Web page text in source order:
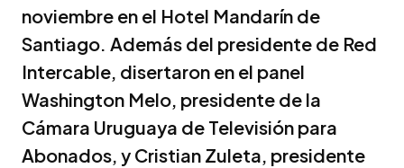
noviembre en el Hotel Mandarín de
Santiago. Además del presidente de Red
Intercable, disertaron en el panel
Washington Melo, presidente de la
Cámara Uruguaya de Televisión para
Abonados, y Cristian Zuleta, presidente